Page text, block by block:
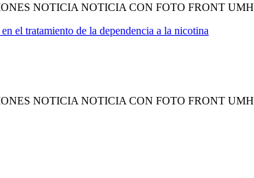
NOTICIA NOTICIA CON FOTO FRONT UMH
el tratamiento de la dependencia a la nicotina
NOTICIA NOTICIA CON FOTO FRONT UMH